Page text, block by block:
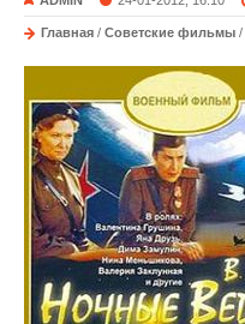
Главная / Советские фильмы /